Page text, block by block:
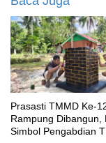
Prasasti TMMD Ke-
Rampung Dibangun,
Simbol Pengabdian